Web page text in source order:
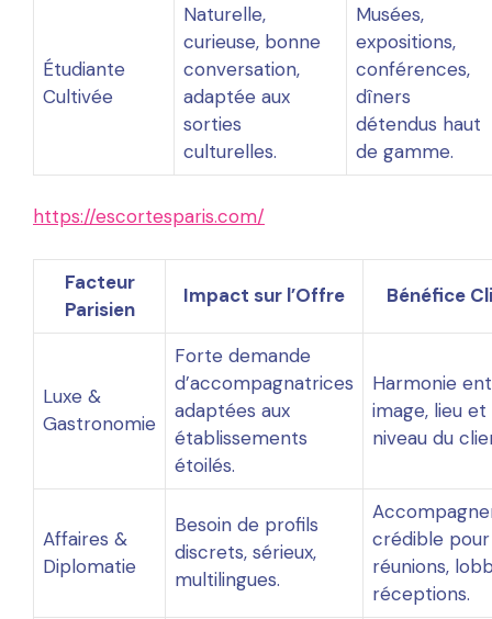
Étudiante
Cultivée
Naturelle,
curieuse, bonne
conversation,
adaptée aux
sorties
culturelles.
Musées,
expositions,
conférences,
dîners
détendus haut
de gamme.
https://escortesparis.com/
Facteur
Parisien
Impact sur l’Offre Bénéfice
Luxe &
Gastronomie
Forte demande
d’accompagnatrices
adaptées aux
établissements
étoilés.
Harmonie
image, lieu et
niveau du
Affaires &
Diplomatie
Besoin de profils
discrets, sérieux,
multilingues.
crédible pour
réunions,
réceptions.